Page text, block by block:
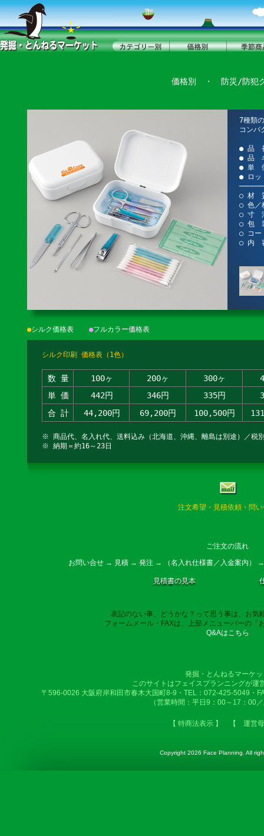
価格別 ・ 防災/防犯
7種類
コンパ
● 品
● 品
● 単
● ロッ
○ 材
○ 色／
○ 寸
○ 包
○ コー
○ 内
●シルク価格表 ●フルカラー価格表
シルク印刷 価格表（1色）
数 量 100ヶ 200ヶ 300ヶ
単 価
442円 346円 335円
合 計
44,200円 69,200円 100,500円
※ 商品代、名入れ代、送料込み（北海道、沖縄、離島は別途）／税
※ 納期＝約16～23日
注文希望・見積依頼・問
ご注文の流れ
お問い合せ → 見積 → 発注 → （名入れ仕様書／入金案内）
見積書の見本
表記のない事、どうかな？って思う事は、お気
フォームメール・FAXは、上部メニューバーの「
Q&Aはこちら
発掘・とんねるマーケ
このサイトはフェイスプランニングが運
〒596-0026 大阪府岸和田市春木大国町8-9・TEL：072-425-5049・
（営業時間：平日9：00～17：00
【 特商法表示 】 【 運営
Copyright 2026 Face Planning. All